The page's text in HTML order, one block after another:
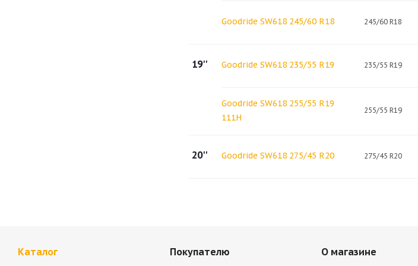
Goodride SW618 245/60 R18 245/60 R18
19'' Goodride SW618 235/55 R19 235/55 R19
Goodride SW618 255/55 R19
111H
255/55 R19
20'' Goodride SW618 275/45 R20 275/45 R20
Каталог Покупателю О магазине